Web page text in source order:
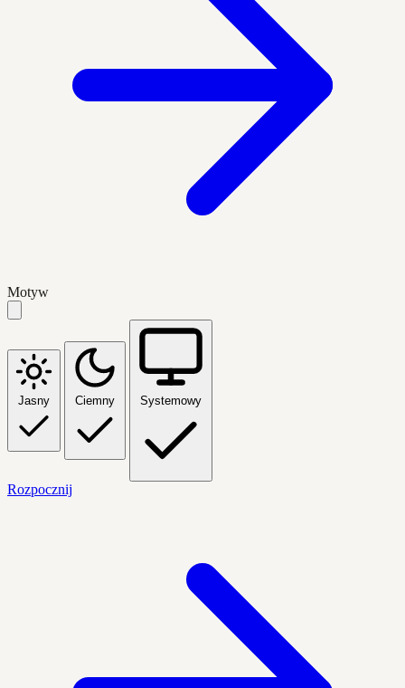
Motyw
Jasny Ciemny Systemowy
Rozpocznij